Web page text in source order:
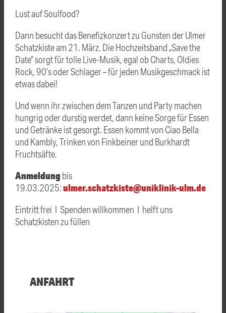
Lust auf Soulfood?
Dann besucht das Benefizkonzert zu Gunsten der Ulmer
Schatzkiste am 21. März. Die Hochzeitsband „Save the
Date“ sorgt für tolle Live-Musik, egal ob Charts, Oldies
Rock, 90’s oder Schlager – für jeden Musikgeschmack ist
etwas dabei!
Und wenn ihr zwischen dem Tanzen und Party machen
hungrig oder durstig werdet, dann keine Sorge für Essen
und Getränke ist gesorgt. Essen kommt von Ciao Bella
und Kambly, Trinken von Finkbeiner und Burkhardt
Fruchtsäfte.
Anmeldung bis
19.03.2025:ulmer.schatzkiste@uniklinik-ulm.de
Eintritt frei I Spenden willkommen I helft uns
Schatzkisten zu füllen
ANFAHRT